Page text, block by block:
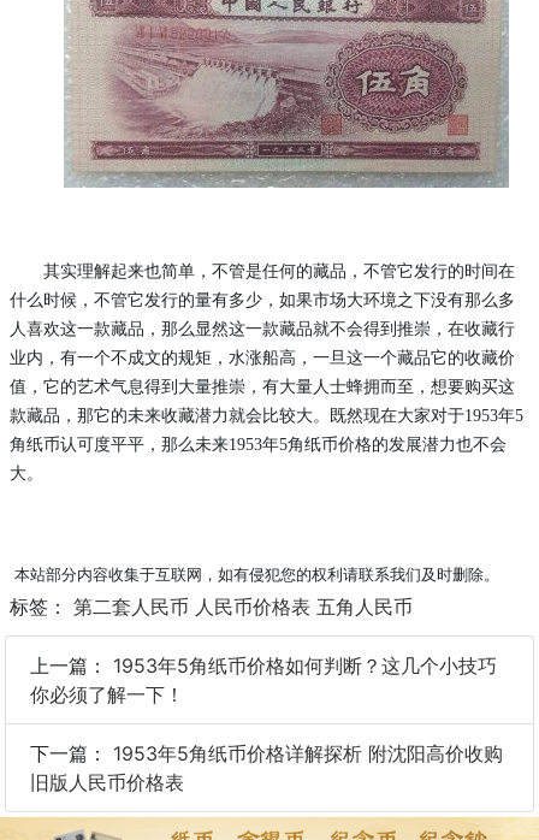
其实理解起来也简单，不管是任何的藏品，不管它发行的时间在
什么时候，不管它发行的量有多少，如果市场大环境之下没有那么多
人喜欢这一款藏品，那么显然这一款藏品就不会得到推崇，在收藏行
业内，有一个不成文的规矩，水涨船高，一旦这一个藏品它的收藏价
值，它的艺术气息得到大量推崇，有大量人士蜂拥而至，想要购买这
款藏品，那它的未来收藏潜力就会比较大。既然现在大家对于1953年5
角纸币认可度平平，那么未来1953年5角纸币价格的发展潜力也不会
大。
本站部分内容收集于互联网，如有侵犯您的权利请联系我们及时删除。
标签： 第二套人民币 人民币价格表 五角人民币
上一篇： 1953年5角纸币价格如何判断？这几个小技巧
你必须了解一下！
下一篇： 1953年5角纸币价格详解探析 附沈阳高价收购
旧版人民币价格表